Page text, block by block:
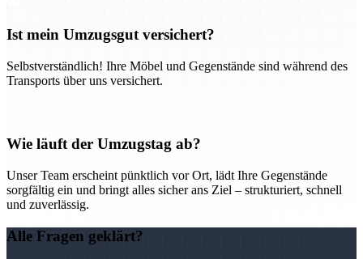
Ist mein Umzugsgut versichert?
Selbstverständlich! Ihre Möbel und Gegenstände sind während des
Transports über uns versichert.
Wie läuft der Umzugstag ab?
Unser Team erscheint pünktlich vor Ort, lädt Ihre Gegenstände
sorgfältig ein und bringt alles sicher ans Ziel – strukturiert, schnell
und zuverlässig.
Alle Fragen geklärt?